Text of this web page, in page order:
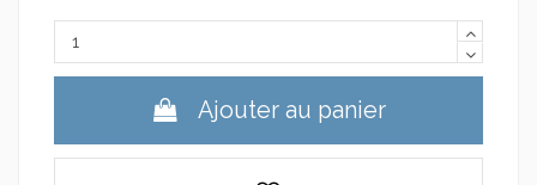
Ajouter au panier